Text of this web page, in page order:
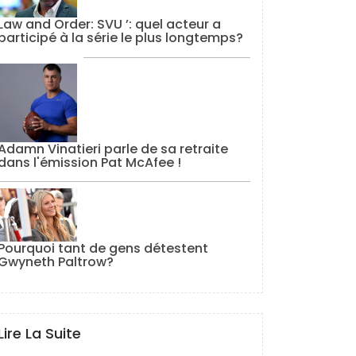
and Order: SVU ’: quel acteur a
à la série le plus longtemps?
Vinatieri parle de sa retraite
l'émission Pat McAfee !
tant de gens détestent
Paltrow?
La Suite